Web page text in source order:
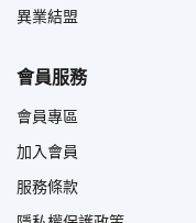
異業結盟
會員服務
會員專區
加入會員
服務條款